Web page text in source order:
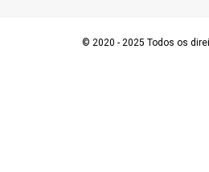
© 2020 - 2025 Todos os